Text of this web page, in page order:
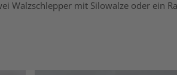
Walzschlepper mit Silowalze oder ein